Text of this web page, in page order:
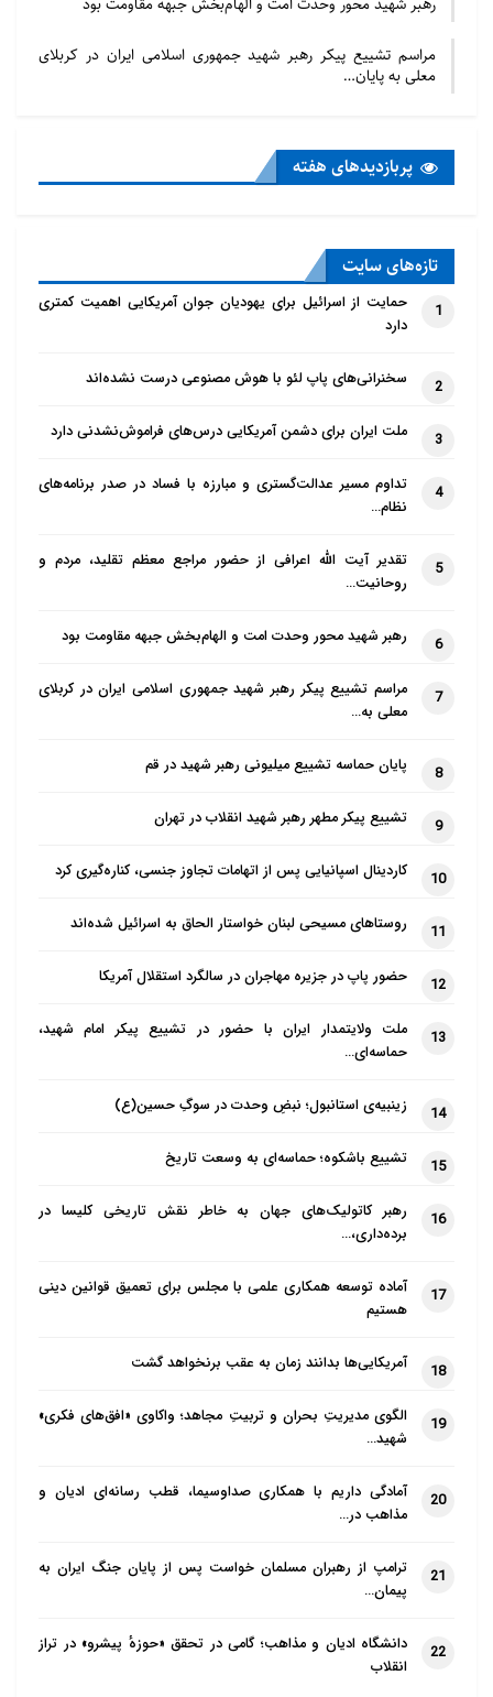
مراسم تشییع پیکر رهبر شهید جمهوری اسلامی ایران در کربلای
معلی به پایان…
پربازدید‌های هفته
تازه‌‌های سایت
1
حمایت از اسرائیل برای یهودیان جوان آمریکایی اهمیت کمتری
دارد
2 سخنرانی‌های پاپ لئو با هوش مصنوعی درست نشده‌اند
3 ملت ایران برای دشمن آمریکایی درس‌های فراموش‌نشدنی دارد
4
تداوم مسیر عدالت‌گستری و مبارزه با فساد در صدر برنامه‌های
نظام…
5
تقدیر آیت الله اعرافی از حضور مراجع معظم تقلید، مردم و
روحانیت…
6 رهبر شهید محور وحدت امت و الهام‌بخش جبهه مقاومت بود
7
مراسم تشییع پیکر رهبر شهید جمهوری اسلامی ایران در کربلای
معلی به…
8 پایان حماسه تشییع میلیونی رهبر شهید در قم
9 تشییع پیکر مطهر رهبر شهید انقلاب در تهران
10 کاردینال اسپانیایی پس از اتهامات تجاوز جنسی، کناره‌گیری کرد
11 روستاهای مسیحی لبنان خواستار الحاق به اسرائیل شده‌اند
12 حضور پاپ در جزیره مهاجران در سالگرد استقلال آمریکا
13
ملت ولایتمدار ایران با حضور در تشییع پیکر امام شهید،
حماسه‌ای…
14 زینبیه‌ی استانبول؛ نبضِ وحدت در سوگِ حسین(ع)
15 تشییع باشکوه؛ حماسه‌ای به وسعت تاریخ
16
رهبر کاتولیک‌های جهان به خاطر نقش تاریخی کلیسا در
برده‌داری،…
17
آماده توسعه همکاری علمی با مجلس برای تعمیق قوانین دینی
هستیم
18 آمریکایی‌ها بدانند زمان به عقب برنخواهد گشت
19
الگوی مدیریتِ بحران و تربیتِ مجاهد؛ واکاوی «افق‌های فکری»
شهید…
20
آمادگی داریم با همکاری صداوسیما، قطب رسانه‌ای ادیان و
مذاهب در…
21
ترامپ از رهبران مسلمان خواست پس از پایان جنگ ایران به
پیمان…
22
دانشگاه ادیان و مذاهب؛ گامی در تحقق «حوزهٔ پیشرو» در تراز
انقلاب